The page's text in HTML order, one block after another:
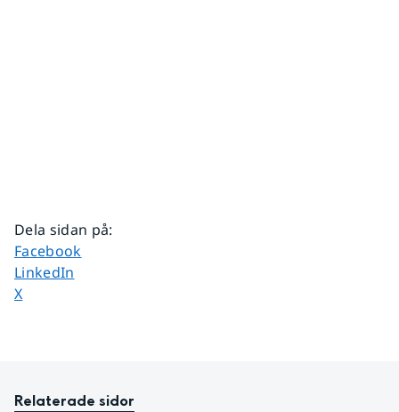
Dela sidan på:
Dela sidan på
Facebook
Dela sidan på
LinkedIn
Dela sidan på
X
Relaterade sidor